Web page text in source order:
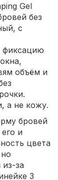
Gel
без
с
фиксацию
объём и
а не кожу.
бровей
и
цвета
за
3